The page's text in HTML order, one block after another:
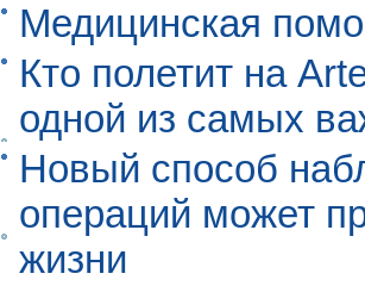
Медицинская
Кто полетит на
одной из самых
Новый способ
операций может
жизни